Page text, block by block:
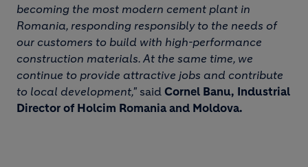
becoming the most modern cement plant in
Romania, responding responsibly to the needs of
our customers to build with high-performance
construction materials. At the same time, we
continue to provide attractive jobs and contribute
to local development," said Cornel Banu, Industrial
Director of Holcim Romania and Moldova.